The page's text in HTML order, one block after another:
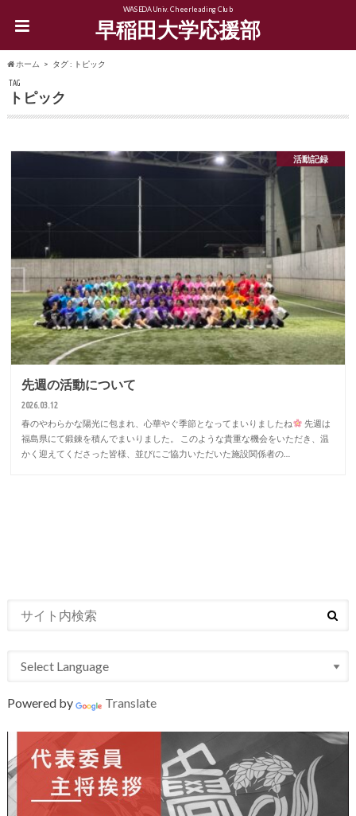
WASEDA Univ. Cheerleading Club
早稲田大学応援部
ホーム タグ : トピック
TAG
トピック
活動記録
先週の活動について
2026.03.12
春のやわらかな陽光に包まれ、心華やぐ季節となってまいりましたね
先週は
福島県にて鍛錬を積んでまいりました。 このような貴重な機会をいただき、温
かく迎えてくださった皆様、並びにご協力いただいた施設関係者の…
Powered by Translate